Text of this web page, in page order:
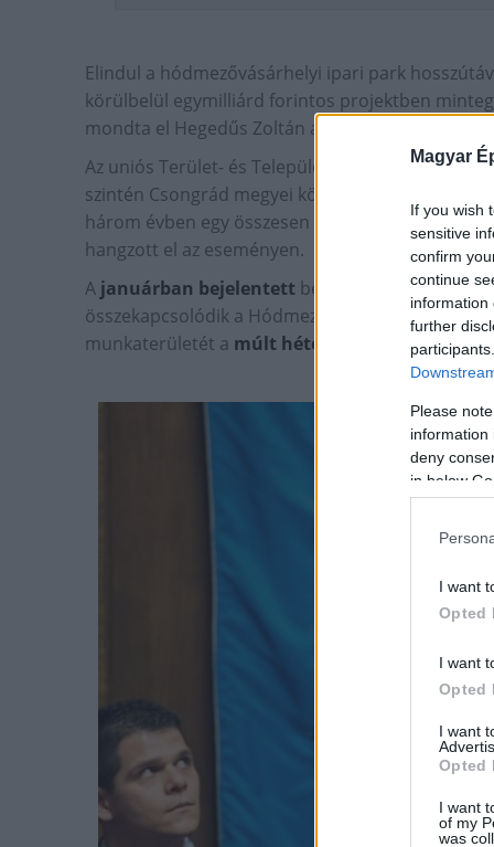
Magyar
If you wish
sensitive
confirm
continue
information
further
Please
information
deny
in below
I want
Opted
I want
Opted
I want
Opted
I want
of my
was
Elindul a hódmezővásárhelyi ipari park
körülbelül egymilliárd forintos projektben
mondta el Hegedűs Zoltán alpolgármester
Az uniós Terület- és Településfejlesztési
szintén Csongrád megyei központú Délút Építő
három évben egy összesen 8 milliárd forint
hangzott el az eseményen.
A januárban bejelentett beruházást a tervek
összekapcsolódik a Hódmezővásárhely keleti
munkaterületét a múlt héten adták át és